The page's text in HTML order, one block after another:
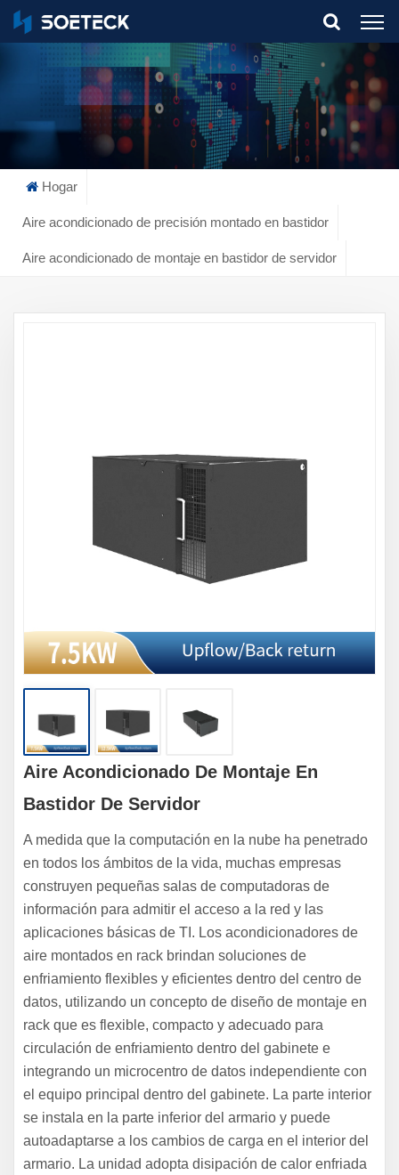
What Are You Looking For?
Hogar
Aire acondicionado de precisión montado en bastidor
Aire acondicionado de montaje en bastidor de servidor
Aire Acondicionado De Montaje En
Bastidor De Servidor
A medida que la computación en la nube ha penetrado
en todos los ámbitos de la vida, muchas empresas
construyen pequeñas salas de computadoras de
información para admitir el acceso a la red y las
aplicaciones básicas de TI. Los acondicionadores de
aire montados en rack brindan soluciones de
enfriamiento flexibles y eficientes dentro del centro de
datos, utilizando un concepto de diseño de montaje en
rack que es flexible, compacto y adecuado para
circulación de enfriamiento dentro del gabinete e
integrando un microcentro de datos independiente con
el equipo principal dentro del gabinete. La parte interior
se instala en la parte inferior del armario y puede
autoadaptarse a los cambios de carga en el interior del
armario. La unidad adopta disipación de calor enfriada